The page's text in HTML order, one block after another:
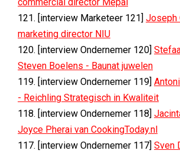
121. [interview Marketeer 121] Joseph
marketing director NIU
120. [interview Ondernemer 120]
Steven Boelens - Baunat juwelen
119. [interview Ondernemer 119]
- Reichling Strategisch in Kwaliteit
118. [interview Ondernemer 118]
Joyce Pherai van CookingToday.nl
117. [interview Ondernemer 117] Sven